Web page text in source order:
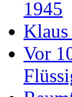
1945
Vor